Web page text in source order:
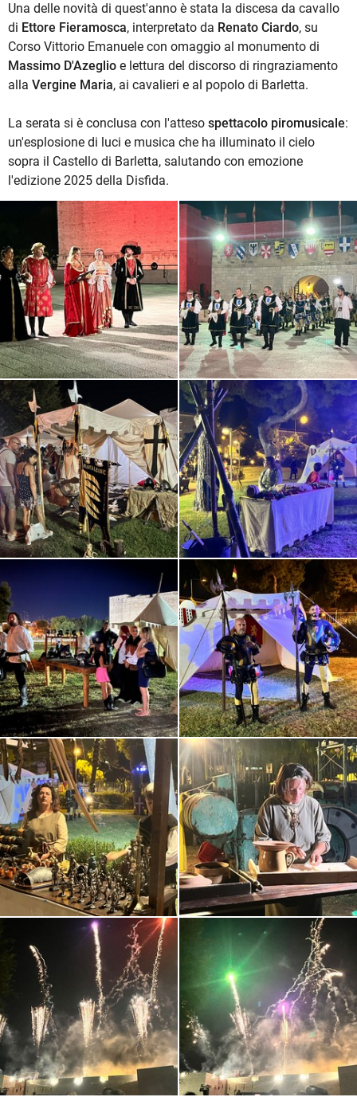
Una delle novità di quest'anno è stata la discesa da cavallo
di Ettore Fieramosca, interpretato da Renato Ciardo, su
Corso Vittorio Emanuele con omaggio al monumento di
Massimo D'Azeglio e lettura del discorso di ringraziamento
alla Vergine Maria, ai cavalieri e al popolo di Barletta.
La serata si è conclusa con l'atteso spettacolo piromusicale:
un'esplosione di luci e musica che ha illuminato il cielo
sopra il Castello di Barletta, salutando con emozione
l'edizione 2025 della Disfida.